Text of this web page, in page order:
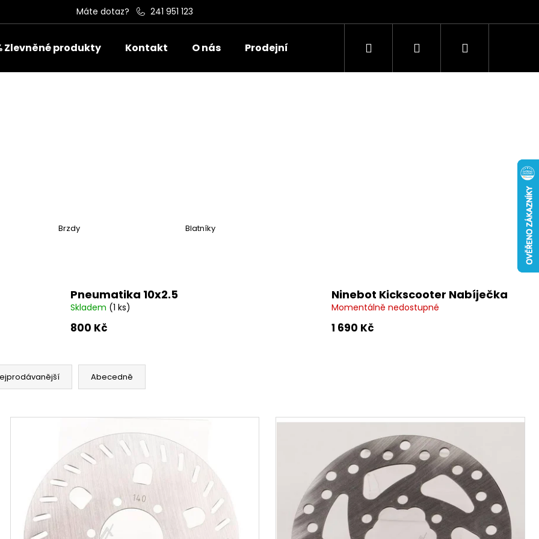
Máte dotaz? 241 951 123
Zlevněné produkty Kontakt O nás Prodejní síť - skútry Hledat PřihlášeníNákupní
Brzdy Blatníky
Pneumatika 10x2.5
Skladem (1 ks)
800 Kč
Ninebot Kickscooter Nabíječka
Momentálně nedostupné
1 690 Kč
Abecedně